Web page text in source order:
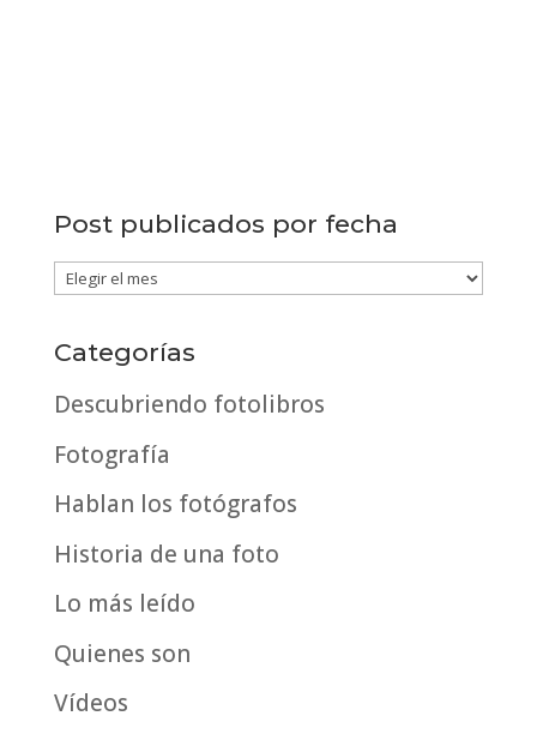
Post publicados por fecha
Post
por
fecha
Categorías
Descubriendo fotolibros
Fotografía
Hablan los fotógrafos
Historia de una foto
Lo más leído
Quienes son
Vídeos